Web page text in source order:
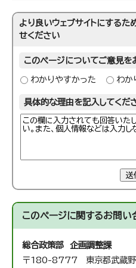
より良いウェブサイトにするた
せください
このページについてご意見を
わかりやすかった わか
具体的な理由を記入してくだ
送
このページに関するお問い
総合政策部 企画調整課
〒180-8777 東京都武蔵